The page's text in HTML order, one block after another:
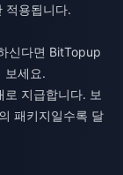
적용됩니다.
신다면 BitTopup
보세요.
지급합니다. 보
패키지일수록 달